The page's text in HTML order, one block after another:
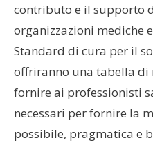
contributo e il supporto
organizzazioni mediche
Standard di cura per il
offriranno una tabella di
fornire ai professionisti
necessari per fornire la
possibile, pragmatica e